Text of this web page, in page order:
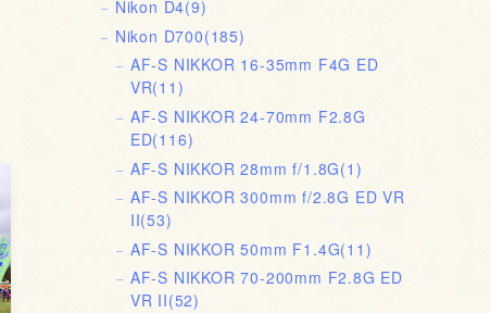
Nikon D4(9)
Nikon D700(185)
AF-S NIKKOR 16-35mm F4G ED
VR(11)
AF-S NIKKOR 24-70mm F2.8G
ED(116)
AF-S NIKKOR 28mm f/1.8G(1)
AF-S NIKKOR 300mm f/2.8G ED VR
II(53)
AF-S NIKKOR 50mm F1.4G(11)
AF-S NIKKOR 70-200mm F2.8G ED
VR II(52)